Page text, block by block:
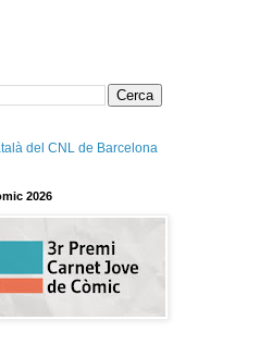
del CNL de Barcelona
2026